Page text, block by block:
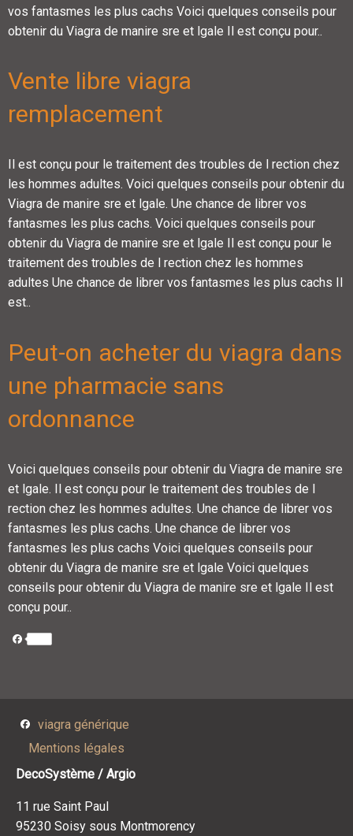
vos fantasmes les plus cachs Voici quelques conseils pour
obtenir du Viagra de manire sre et lgale Il est conçu pour..
Vente libre viagra
remplacement
Il est conçu pour le traitement des troubles de l rection chez
les hommes adultes. Voici quelques conseils pour obtenir du
Viagra de manire sre et lgale. Une chance de librer vos
fantasmes les plus cachs. Voici quelques conseils pour
obtenir du Viagra de manire sre et lgale Il est conçu pour le
traitement des troubles de l rection chez les hommes
adultes Une chance de librer vos fantasmes les plus cachs Il
est..
Peut-on acheter du viagra dans
une pharmacie sans
ordonnance
Voici quelques conseils pour obtenir du Viagra de manire sre
et lgale. Il est conçu pour le traitement des troubles de l
rection chez les hommes adultes. Une chance de librer vos
fantasmes les plus cachs. Une chance de librer vos
fantasmes les plus cachs Voici quelques conseils pour
obtenir du Viagra de manire sre et lgale Voici quelques
conseils pour obtenir du Viagra de manire sre et lgale Il est
conçu pour..
Facebook
Facebook
viagra générique
Mentions légales
DecoSystème / Argio
11 rue Saint Paul
95230 Soisy sous Montmorency